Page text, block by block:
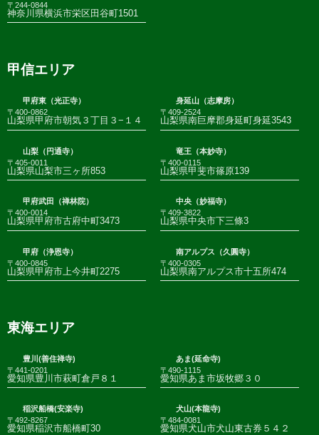
〒244-0844
神奈川県横浜市栄区田谷町1501
甲信エリア
甲府東（光正寺）
〒400-0862
山梨県甲府市朝気３丁目３−１４
身延山（志摩房）
〒409-2524
山梨県南巨摩郡身延町身延3543
山梨（円通寺）
〒405-0011
山梨県山梨市三ヶ所853
竜王（本妙寺）
〒400-0115
山梨県甲斐市篠原139
甲府武田（禅林院）
〒400-0014
山梨県甲府市古府中町3473
中央（妙福寺）
〒409-3822
山梨県中央市下三條3
甲府（浄恩寺）
〒400-0845
山梨県甲府市上今井町2275
南アルプス（久圓寺）
〒400-0305
山梨県南アルプス市十五所474
東海エリア
豊川(善住禅寺)
〒441-0201
愛知県豊川市萩町倉戸８１
あま(延命寺)
〒490-1115
愛知県あま市坂牧郷３０
稲沢船橋(安楽寺)
〒492-8267
愛知県稲沢市船橋町30
犬山(本龍寺)
〒484-0081
愛知県犬山市犬山東古券５４２